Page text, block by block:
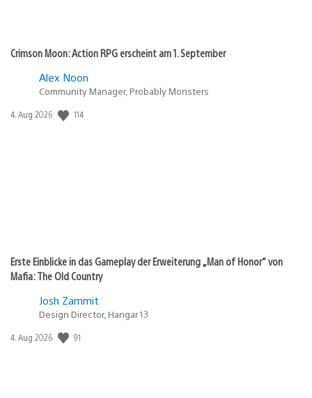
Crimson Moon: Action RPG erscheint am 1. September
Alex Noon
Community Manager, Probably Monsters
Veröffentlichungsdatum:
4. Aug 2026 114
Erste Einblicke in das Gameplay der Erweiterung „Man of Honor“ von
Mafia: The Old Country
Josh Zammit
Design Director, Hangar 13
Veröffentlichungsdatum:
4. Aug 2026 91